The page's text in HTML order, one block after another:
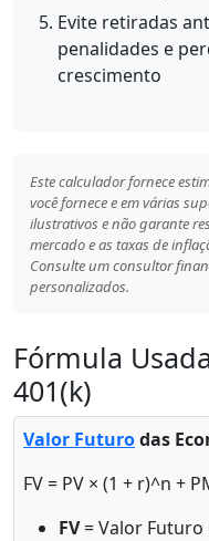
Evite retiradas
penalidades e
crescimento
Este calculador fornece
você fornece e em várias
ilustrativos e não garante
mercado e as taxas de
Consulte um consultor
personalizados.
Fórmula
401(k)
Valor Futurodas
FV = PV × (1 + r)^n +
FV= Valor Futuro